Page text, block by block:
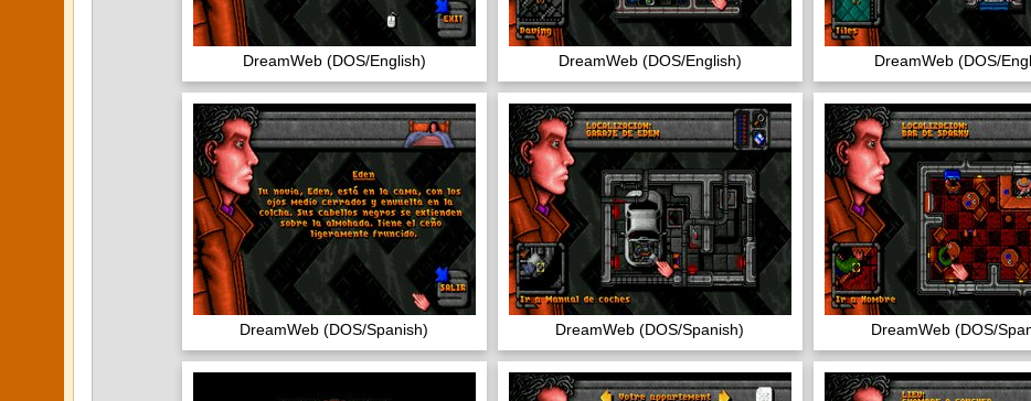
DreamWeb (DOS/English) DreamWeb (DOS/English) DreamWeb (DOS/
DreamWeb (DOS/Spanish) DreamWeb (DOS/Spanish) DreamWeb (DOS/